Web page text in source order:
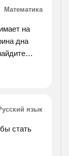
Математика
на
дна
язык
стать